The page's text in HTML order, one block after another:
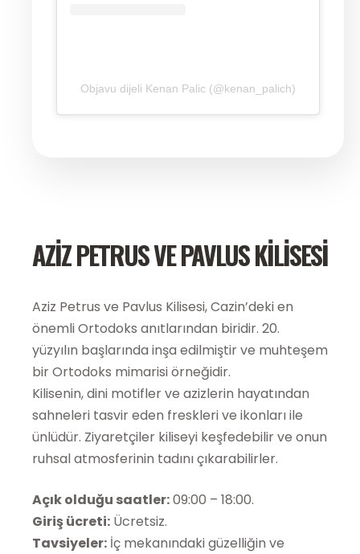
Objavu dijeli Kenan Palic (@kenan_palich)
AZIZ PETRUS VE PAVLUS KILISESI
Aziz Petrus ve Pavlus Kilisesi, Cazin’deki en
önemli Ortodoks anıtlarından biridir. 20.
yüzyılın başlarında inşa edilmiştir ve muhteşem
bir Ortodoks mimarisi örneğidir.
Kilisenin, dini motifler ve azizlerin hayatından
sahneleri tasvir eden freskleri ve ikonları ile
ünlüdür. Ziyaretçiler kiliseyi keşfedebilir ve onun
ruhsal atmosferinin tadını çıkarabilirler.
Açık olduğu saatler:09:00 – 18:00.
Giriş ücreti: Ücretsiz.
Tavsiyeler: İç mekanındaki güzelliğin ve